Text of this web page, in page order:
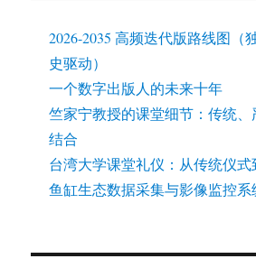
2026-2035 高频迭代版路线图（
史驱动）
一个数字出版人的未来十年
竺家宁教授的课堂细节：传统
结合
台湾大学课堂礼仪：从传统仪
鱼缸生态数据采集与影像监控系